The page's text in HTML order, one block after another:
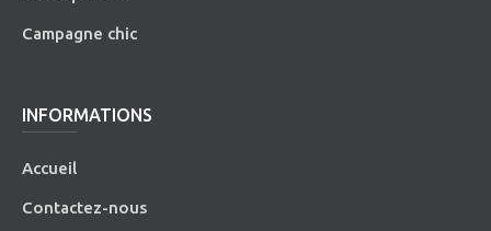
Campagne chic
INFORMATIONS
Accueil
Contactez-nous